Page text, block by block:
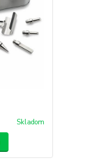
Skladom